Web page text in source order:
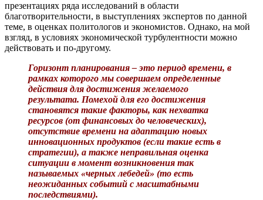
презентациях ряда исследований в области
благотворительности, в выступлениях экспертов по данной
теме, в оценках политологов и экономистов. Однако, на мой
взгляд, в условиях экономической турбулентности можно
действовать и по-другому.
Горизонт планирования – это период времени, в
рамках которого мы совершаем определенные
действия для достижения желаемого
результата. Помехой для его достижения
становятся такие факторы, как нехватка
ресурсов (от финансовых до человеческих),
отсутствие времени на адаптацию новых
инновационных продуктов (если такие есть в
стратегии), а также неправильная оценка
ситуации в момент возникновения так
называемых «черных лебедей» (то есть
неожиданных событий с масштабными
последствиями).